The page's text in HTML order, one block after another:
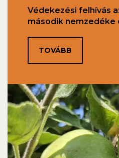
Védekezési felhívás
második nemzedéke
TOVÁBB